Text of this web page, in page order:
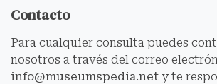
Contacto
Para cualquier consulta puedes
nosotros a través del correo
info@museumspedia.net y te